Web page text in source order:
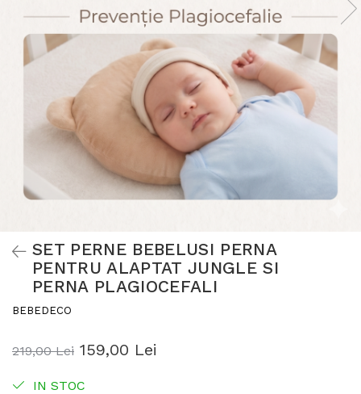
SET PERNE BEBELUSI PERNA
PENTRU ALAPTAT JUNGLE SI
PERNA PLAGIOCEFALI
BEBEDECO
219,00 Lei 159,00 Lei
IN STOC